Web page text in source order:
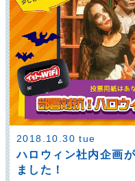
2018.10.30 tue
ハロウィン社内企画
ました！